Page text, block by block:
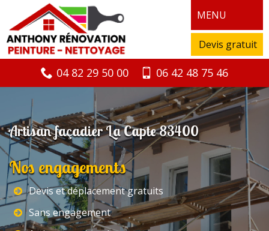
MENU
Devis gratuit
04 82 29 50 00 06 42 48 75 46
Artisan façadier La Capte 83400
Nos engagements
Devis et déplacement gratuits
Sans engagement